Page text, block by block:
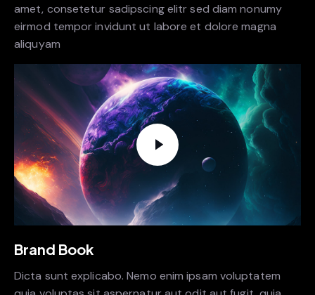
amet, consetetur sadipscing elitr sed diam nonumy
eirmod tempor invidunt ut labore et dolore magna
aliquyam
Brand Book
Dicta sunt explicabo. Nemo enim ipsam voluptatem